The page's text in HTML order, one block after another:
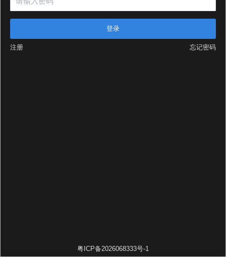
登录
注册 忘记密码
粤ICP备2026068333号-1